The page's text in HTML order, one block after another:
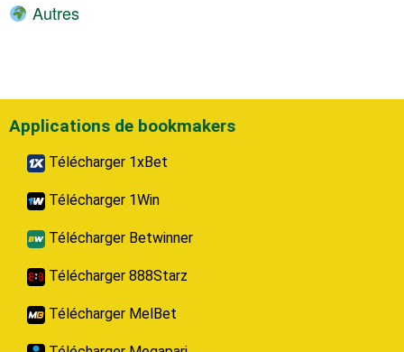
Autres
Applications de bookmakers
Télécharger 1xBet
Télécharger 1Win
Télécharger Betwinner
Télécharger 888Starz
Télécharger MelBet